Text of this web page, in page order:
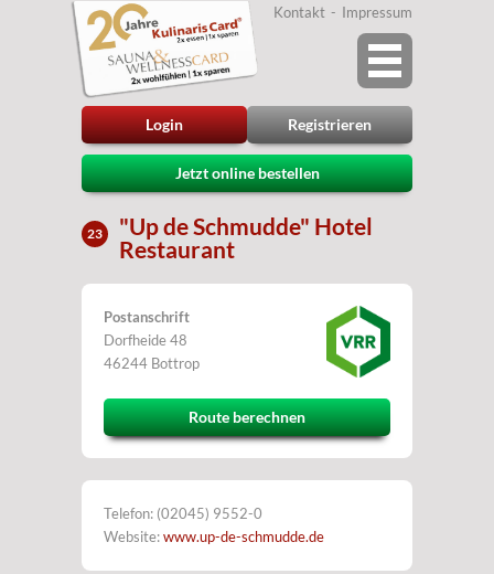
Login Registrieren
Kontakt Impressum
Jetzt online bestellen
23
"Up de Schmudde" Hotel
Restaurant
Postanschrift
Dorfheide 48
46244 Bottrop
Route berechnen
Telefon: (02045) 9552-0
Website:www.up-de-schmudde.de